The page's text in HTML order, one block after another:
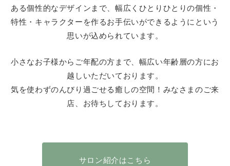
ある個性的なデザインまで、幅広くひとりひとりの個性・
特性・キャラクターを作るお手伝いができるようにという
思いが込められています。
小さなお子様からご年配の方まで、幅広い年齢層の方にお
越しいただいております。
気を使わずのんびり過ごせる癒しの空間！みなさまのご来
店、お待ちしております。
サロン紹介はこちら